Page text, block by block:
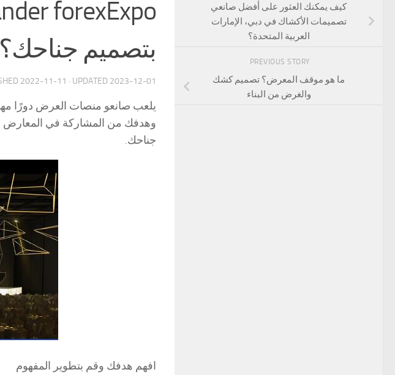
بتصميم جناحك؟
2022-11-11 · UPDATED 2023-12-01
يلعب صانعو منصات العرض دورًا
وهدفك من المشاركة في المعارض
جناحك.
افهم هدفك وقم بتطوير المفهوم
كيف يمكنك العثور على أفضل صانعي
تصميمات الأكشاك في دبي، الإمارات
العربية المتحدة؟
PREVIOUS STORY
ما هو موقف المعرض؟ تصميم كشك
والغرض من البناء